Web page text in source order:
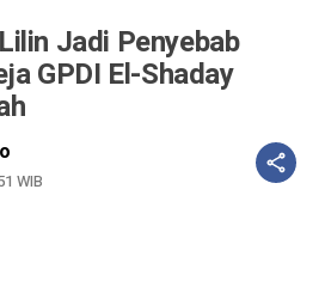
Jadi Penyebab
GPDI El-Shaday
WIB